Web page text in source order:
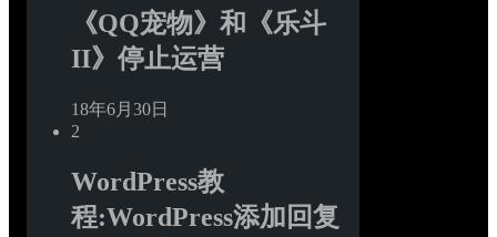
《QQ宠物》和《乐斗
II》停止运营
18年6月30日
2
WordPress教
程:WordPress添加回复